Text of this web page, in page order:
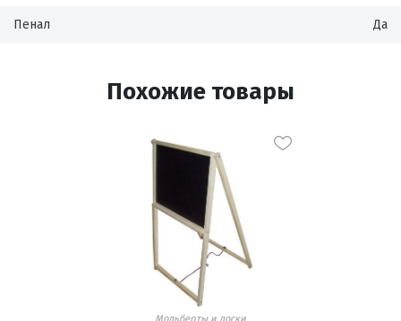
Пенал Да
Похожие товары
Мольберты и доски